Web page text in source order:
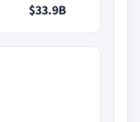
$33.9B